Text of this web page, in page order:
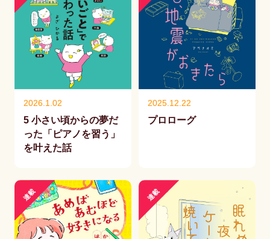
2026.1.02
5 小さい頃からの夢だ
った「ピアノを習う」
を叶えた話
2025.12.22
プロローグ
連載 連載